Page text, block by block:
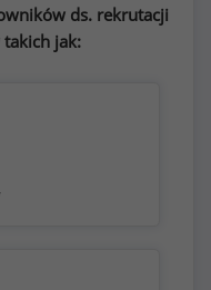
ds. rekrutacji
jak: